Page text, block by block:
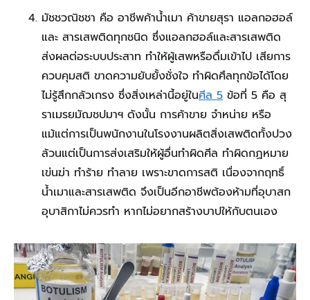
มัชชวณิชชา คือ อาชีพค้าน้ำเมา ค้าขายสุรา แอลกอฮอล์
และ สารเสพติดทุกชนิด ซึ่งแอลกฮอล์และสารเสพติด
ส่งผลต่อระบบประสาท ทำให้ผู้เสพหรือดื่มเข้าไป เสียการ
ควบคุมสติ ขาดความยับยั้งชั่งใจ ทำผิดศึลทุกข้อได้โดย
ไม่รู้สึกกลัวเกรง ซึ่งสิ่งเหล่านี้อยู่ในศีล 5 ข้อที่ 5 คือ สุ
ราเมรยมัฌชปมาฯ ดังนั้น การค้าขาย จำหน่าย หรือ
แม้แต่การเป็นพนักงานในโรงงานผลิตสิ่งเสพติดทั้งปวง
ล้วนแต่เป็นการส่งเสริมให้ผู้อื่นทำผิดศีล ทำผิดกฏหมาย
เข่นฆ่า ทำร้าย ทำลาย เพราะขาดการสติ เนื่องจากฤทธิ์
น้ำเมาและสารเสพติด จึงเป็นอีกอาชีพต้องห้ามที่อุบาสก
อุบาสิกาไม่ควรทำ หากไม่อยากสร้างบาปให้กับตนเอง